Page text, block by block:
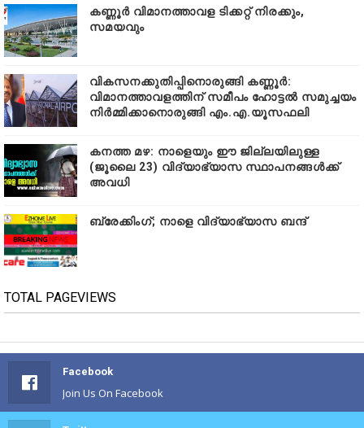
കണ്ണൂർ വിമാനത്താവള ടിക്കറ്റ് നിരക്കും,
സമയവും
വികസനക്കുതിപ്പിനൊരുങ്ങി കണ്ണൂർ:
വിമാനത്താവളത്തിന് സമീപം ഹോട്ടൽ സമുച്ചയം
നിർമ്മിക്കാനൊരുങ്ങി എം.എ.യൂസഫലി
കനത്ത മഴ: നാളെയും ഈ ജില്ലയിലുള്ള
(ജൂലൈ 23) വിദ്യാഭ്യാസ സ്ഥാപനങ്ങൾക്ക്
അവധി
ബ്രേക്കിംഗ്; നാളെ വിദ്യാഭ്യാസ ബന്ദ്
TOTAL PAGEVIEWS
Facebook
Join Us On Facebook